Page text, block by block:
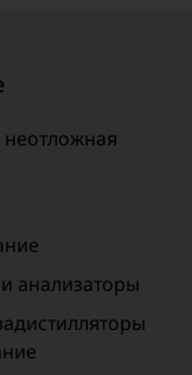
анализаторы